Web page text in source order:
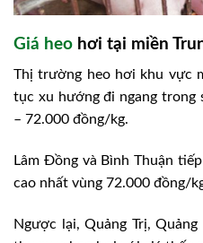
Giá heo hơi tại miền
Thị trường heo hơi khu vực
tục xu hướng đi ngang trong
– 72.000 đồng/kg.
Lâm Đồng và Bình Thuận
cao nhất vùng 72.000 đồng/
Ngược lại, Quảng Trị,